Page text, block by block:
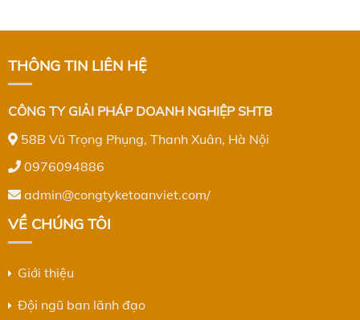
THÔNG TIN LIÊN HỆ
CÔNG TY GIẢI PHÁP DOANH NGHIỆP SHTB
58B Vũ Trọng Phụng, Thanh Xuân, Hà Nội
0976094886
admin@congtyketoanviet.com/
VỀ CHÚNG TÔI
Giới thiệu
Đội ngũ ban lãnh đạo